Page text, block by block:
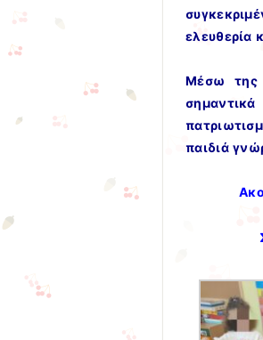
ελευθερία
Μέσω της
παιδιά